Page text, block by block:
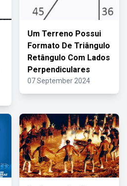
Um Terreno Possui
Formato De Triângulo
Retângulo Com Lados
Perpendiculares
07 September 2024